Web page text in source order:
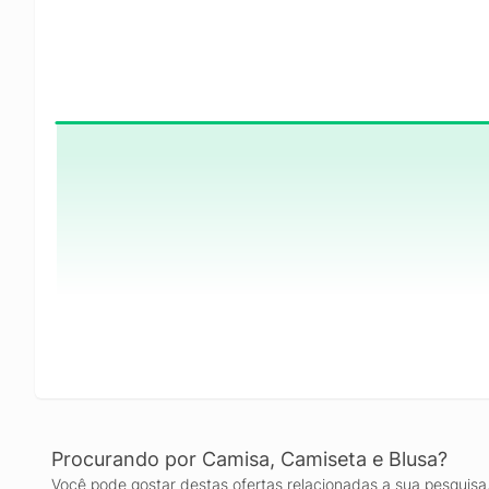
Procurando por Camisa, Camiseta e Blusa?
Você pode gostar destas ofertas relacionadas a sua